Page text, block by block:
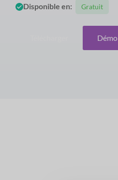
Disponible en: Gratuit
Démo